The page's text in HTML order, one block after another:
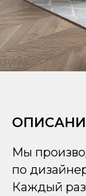
Мы
по
Каждый